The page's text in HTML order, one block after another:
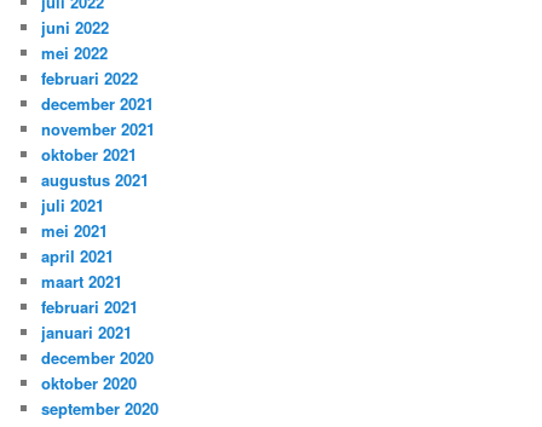
juni 2022
mei 2022
februari 2022
december 2021
november 2021
oktober 2021
augustus 2021
juli 2021
mei 2021
april 2021
maart 2021
februari 2021
januari 2021
december 2020
oktober 2020
september 2020